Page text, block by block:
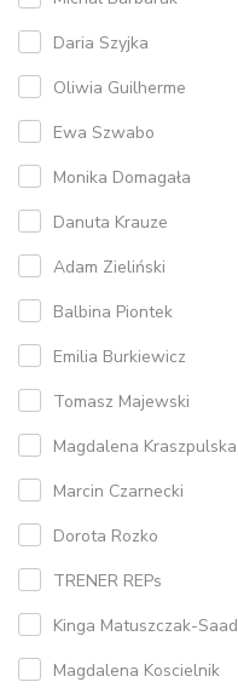
Daria Szyjka
Oliwia Guilherme
Ewa Szwabo
Monika Domagała
Danuta Krauze
Adam Zieliński
Balbina Piontek
Emilia Burkiewicz
Tomasz Majewski
Magdalena Kraszpulska
Marcin Czarnecki
Dorota Rozko
TRENER REPs
Kinga Matuszczak-Saad
Magdalena Koscielnik